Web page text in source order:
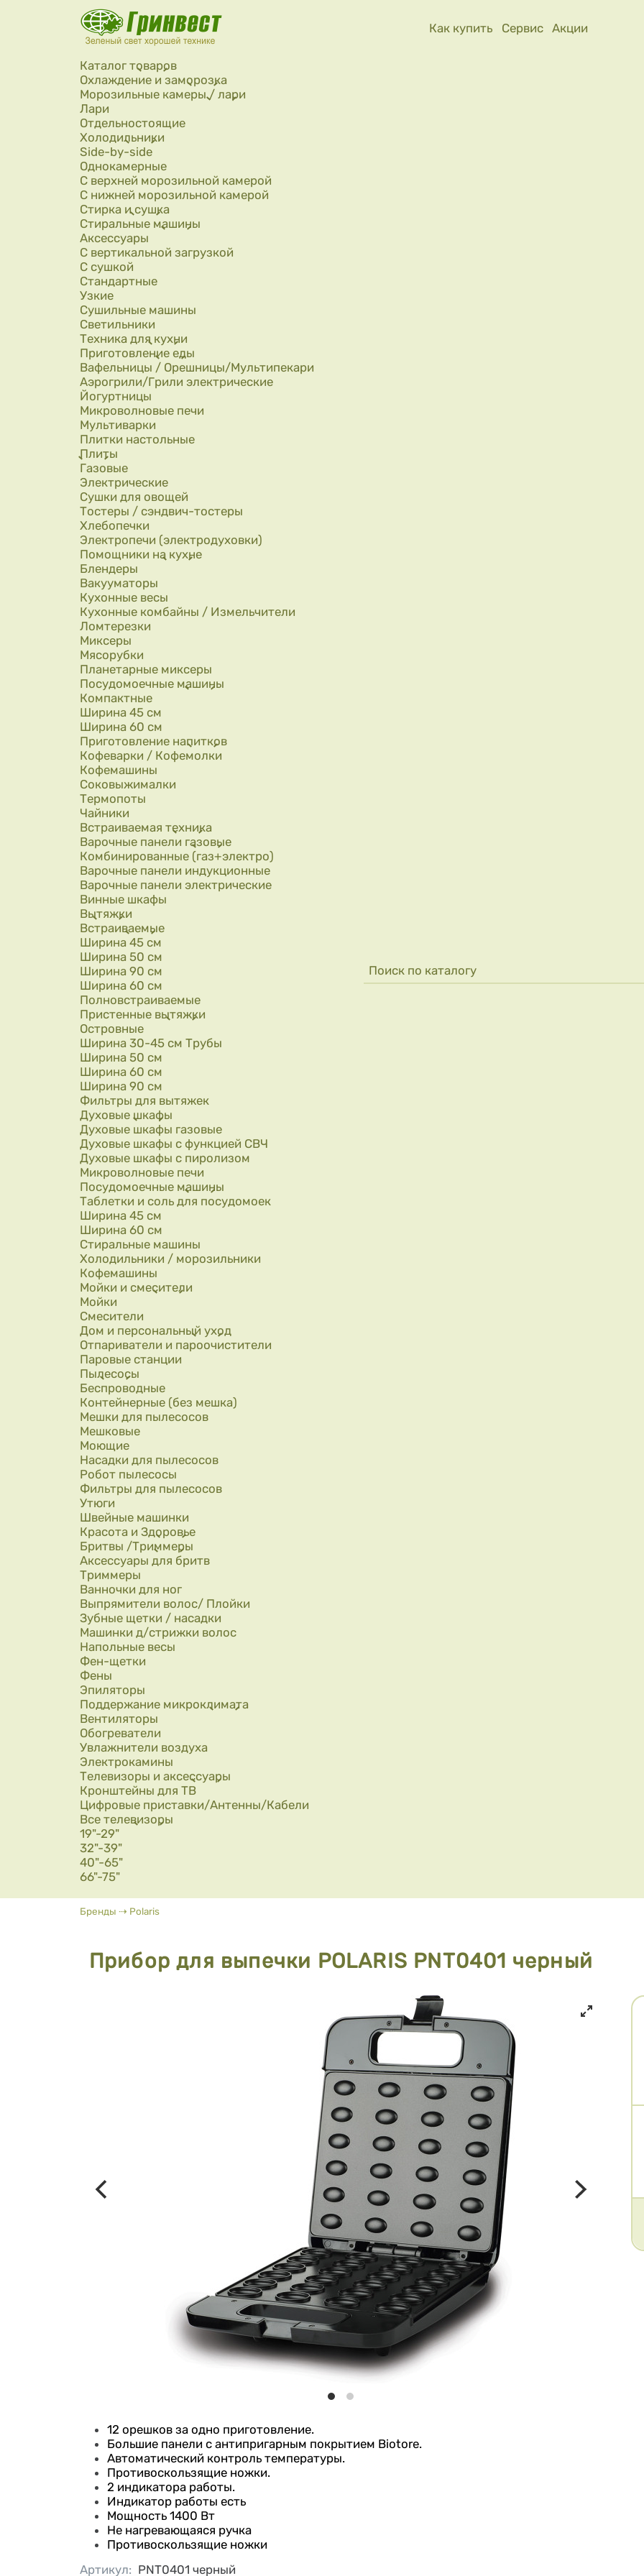
Перейти к основному содержанию
Как купить
Сервис Акции
Каталог товаров
Охлаждение и заморозка
Морозильные камеры / лари
Лари
Отдельностоящие
Холодильники
Side-by-side
Однокамерные
С верхней морозильной камерой
С нижней морозильной камерой
Стирка и сушка
Стиральные машины
Аксессуары
С вертикальной загрузкой
С сушкой
Стандартные
Узкие
Сушильные машины
Светильники
Техника для кухни
Приготовление еды
Вафельницы / Орешницы/Мультипекари
Аэрогрили/Грили электрические
Йогуртницы
Микроволновые печи
Мультиварки
Плитки настольные
Плиты
Газовые
Электрические
Сушки для овощей
Тостеры / сэндвич-тостеры
Хлебопечки
Электропечи (электродуховки)
Помощники на кухне
Блендеры
Вакууматоры
Кухонные весы
Кухонные комбайны / Измельчители
Ломтерезки
Миксеры
Мясорубки
Планетарные миксеры
Посудомоечные машины
Компактные
Ширина 45 см
Ширина 60 см
Приготовление напитков
Кофеварки / Кофемолки
Кофемашины
Соковыжималки
Термопоты
Чайники
Встраиваемая техника
Варочные панели газовые
Комбинированные (газ+электро)
Варочные панели индукционные
Варочные панели электрические
Винные шкафы
Вытяжки
Встраиваемые
Ширина 45 см
Ширина 50 см
Ширина 90 см
Ширина 60 см
Полновстраиваемые
Пристенные вытяжки
Островные
Ширина 30-45 см Трубы
Ширина 50 см
Ширина 60 см
Ширина 90 см
Фильтры для вытяжек
Духовые шкафы
Духовые шкафы газовые
Духовые шкафы с функцией СВЧ
Духовые шкафы с пиролизом
Микроволновые печи
Посудомоечные машины
Таблетки и соль для посудомоек
Ширина 45 см
Ширина 60 см
Стиральные машины
Холодильники / морозильники
Кофемашины
Мойки и смесители
Мойки
Смесители
Дом и персональный уход
Отпариватели и пароочистители
Паровые станции
Пылесосы
Беспроводные
Контейнерные (без мешка)
Мешки для пылесосов
Мешковые
Моющие
Насадки для пылесосов
Робот пылесосы
Фильтры для пылесосов
Утюги
Швейные машинки
Красота и Здоровье
Бритвы /Триммеры
Аксессуары для бритв
Триммеры
Ванночки для ног
Выпрямители волос/ Плойки
Зубные щетки / насадки
Машинки д/стрижки волос
Напольные весы
Фен-щетки
Фены
Эпиляторы
Поддержание микроклимата
Вентиляторы
Обогреватели
Увлажнители воздуха
Электрокамины
Телевизоры и аксессуары
Кронштейны для ТВ
Цифровые приставки/Антенны/Кабели
Все телевизоры
19"-29"
32"-39"
40"-65"
66"-75"
Форма поиска
Поиск
Вы здесь
Бренды ⇢ Polaris
Прибор для выпечки POLARIS PNT0401 черный
12 орешков за одно приготовление.
Большие панели с антипригарным покрытием Biotore.
Автоматический контроль температуры.
Противоскользящие ножки.
2 индикатора работы.
Индикатор работы есть
Мощность1400 Вт
Не нагревающаяся ручка
Противоскользящие ножки
Артикул: PNT0401 черный